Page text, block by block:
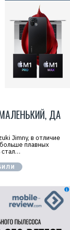
МАЛЕНЬКИЙ, ДА
Jimny, в отличие
плавных
стал…